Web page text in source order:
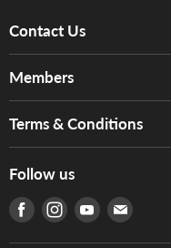
Contact Us
Services
Tom Lee Engineering
Warranty
產品序號查詢
Members
Hong Kong Orchestral
Terms & Conditions
Terms of Use
Privacy Policy
Follow us
Find us on Facebook
Find us onFind us on
Find